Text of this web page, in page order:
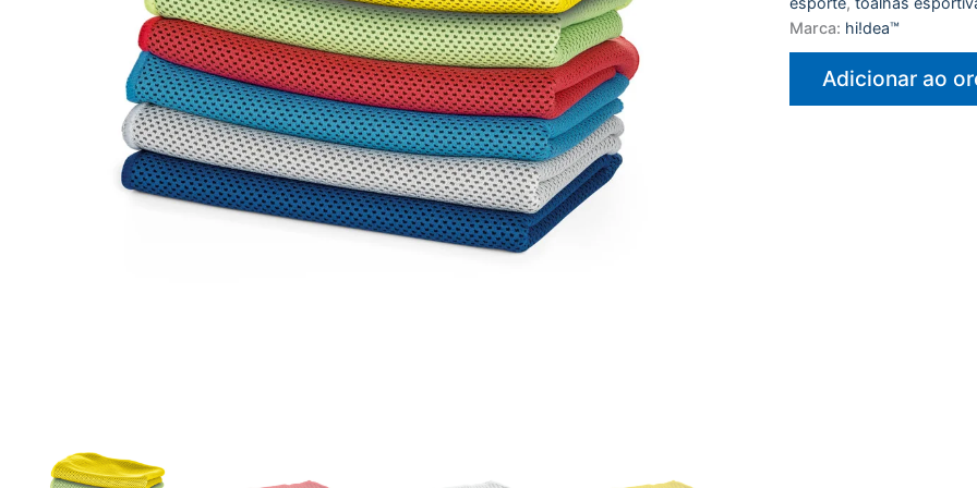
Marca: hi!dea™
Adicionar ao